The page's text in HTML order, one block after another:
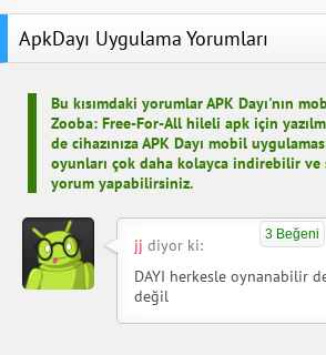
ApkDayı Uygulama Yorumları
Bu kısımdaki yorumlar APK Dayı'nın
Zooba: Free-For-All hileli apk için
de cihazınıza APK Dayı mobil
oyunları çok daha kolayca indirebilir
yorum yapabilirsiniz.
3 Beğeni
jj diyor ki:
DAYI herkesle oynanabilir
değil